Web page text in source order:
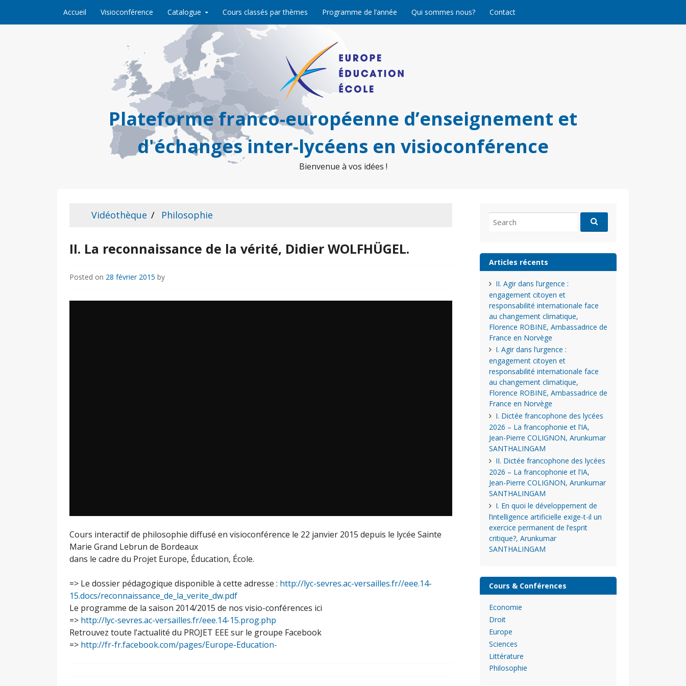
Accueil Visioconférence Catalogue Cours classés par thèmes Programme de l’année Qui sommes nous? Contact
Plateforme franco-européenne d’enseignement et
d'échanges inter-lycéens en visioconférence
Bienvenue à vos idées !
Vidéothèque Philosophie
II. La reconnaissance de la vérité, Didier WOLFHÜGEL.
Posted on 28 février 2015 by
Cours interactif de philosophie diffusé en visioconférence le 22 janvier 2015 depuis le lycée Sainte
Marie Grand Lebrun de Bordeaux
dans le cadre du Projet Europe, Éducation, École.
=> Le dossier pédagogique disponible à cette adresse : http://lyc-sevres.ac-versailles.fr//eee.14-
15.docs/reconnaissance_de_la_verite_dw.pdf
Le programme de la saison 2014/2015 de nos visio-conférences ici
=> http://lyc-sevres.ac-versailles.fr/eee.14-15.prog.php
Retrouvez toute l’actualité du PROJET EEE sur le groupe Facebook
=> http://fr-fr.facebook.com/pages/Europe-Education-
for:
Articles récents
II. Agir dans l’urgence :
engagement citoyen et
responsabilité internationale face
au changement climatique,
Florence ROBINE, Ambassadrice de
France en Norvège
I. Agir dans l’urgence :
engagement citoyen et
responsabilité internationale face
au changement climatique,
Florence ROBINE, Ambassadrice de
France en Norvège
I. Dictée francophone des lycées
2026 – La francophonie et l’IA,
Jean-Pierre COLIGNON, Arunkumar
SANTHALINGAM
II. Dictée francophone des lycées
2026 – La francophonie et l’IA,
Jean-Pierre COLIGNON, Arunkumar
SANTHALINGAM
I. En quoi le développement de
l’intelligence artificielle exige-t-il un
exercice permanent de l’esprit
critique?, Arunkumar
SANTHALINGAM
Cours & Conférences
Economie
Droit
Europe
Sciences
Littérature
Philosophie